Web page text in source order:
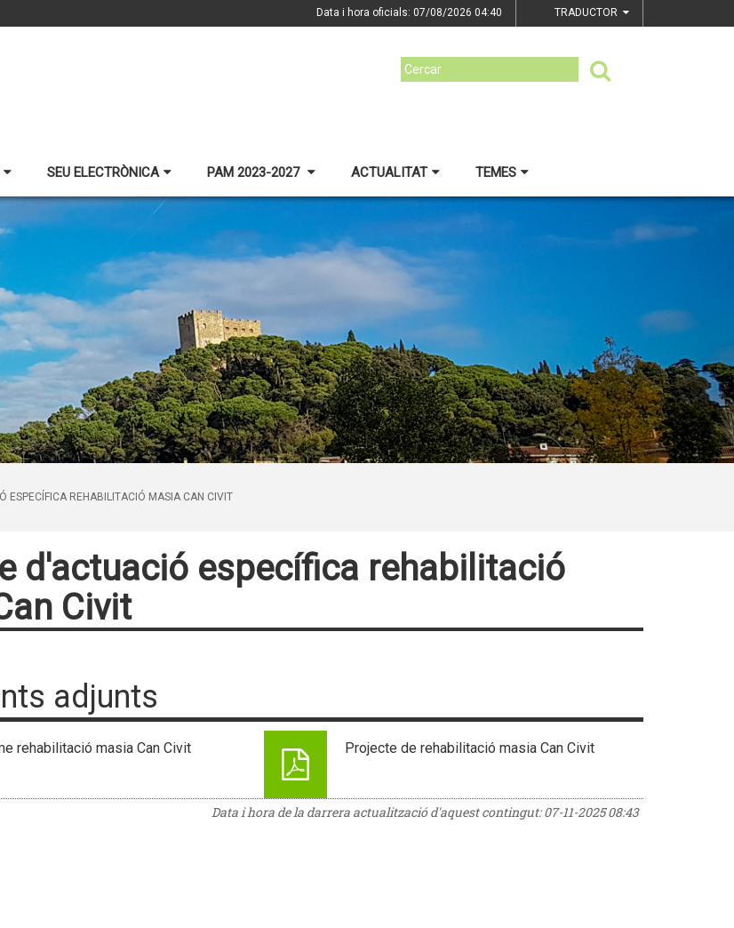
Data i hora oficials: 07/08/2026 04:40 TRADUCTOR
SEU ELECTRÒNICA PAM 2023-2027 ACTUALITAT TEMES
ESPECÍFICA REHABILITACIÓ MASIA CAN CIVIT
d'actuació específica rehabilitació
Civit
adjunts
rehabilitació masia Can Civit Projecte de rehabilitació masia Can Civit
Data i hora de la darrera actualització d'aquest contingut:07-11-2025 08:43